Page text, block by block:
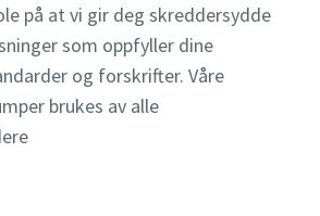
på at vi gir deg skreddersydde
som oppfyller dine
og forskrifter. Våre
brukes av alle